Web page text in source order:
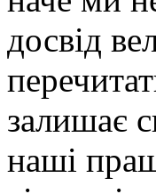
досвід
залишає
наші